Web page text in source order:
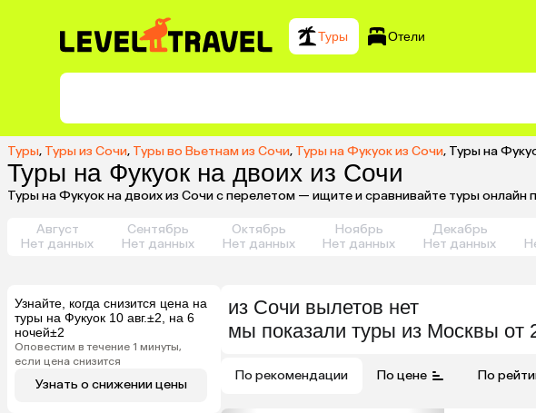
Туры Отели
Туры, Туры из Сочи, Туры во Вьетнам из Сочи, Туры на Фукуок из Сочи, Туры на
Туры на Фукуок на двоих из Сочи
Туры на Фукуок на двоих из Сочи с перелетом — ищите и сравнивайте туры онлайн
Август
Нет данных
Сентябрь
Нет данных
Октябрь
Нет данных
Ноябрь
Нет данных
Декабрь
Нет данных
Узнайте, когда снизится цена на
туры на Фукуок 10 авг.±2, на 6
ночей±2
Оповестим в течение 1 минуты,
если цена снизится
Узнать о снижении цены
из Сочи вылетов нет
мы показали туры из Москвы от
По рекомендации По цене По